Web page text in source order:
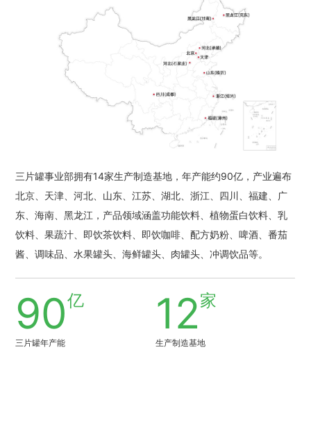
三片罐事业部拥有14家生产制造基地，年产能约90亿，产业遍布
北京、天津、河北、山东、江苏、湖北、浙江、四川、福建、广
东、海南、黑龙江，产品领域涵盖功能饮料、植物蛋白饮料、乳
饮料、果蔬汁、即饮茶饮料、即饮咖啡、配方奶粉、啤酒、番茄
酱、调味品、水果罐头、海鲜罐头、肉罐头、冲调饮品等。
90亿
三片罐年产能
12家
生产制造基地